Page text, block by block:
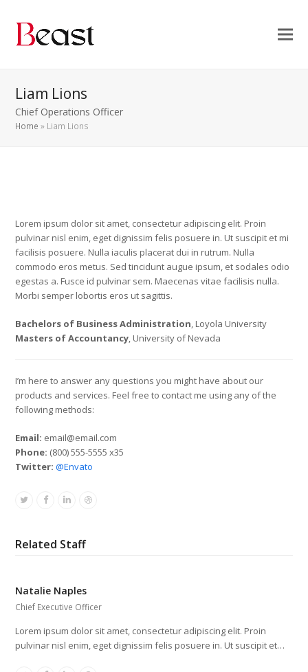
Liam Lions
Chief Operations Officer
Home » Liam Lions
Lorem ipsum dolor sit amet, consectetur adipiscing elit. Proin
pulvinar nisl enim, eget dignissim felis posuere in. Ut suscipit et mi
facilisis posuere. Nulla iaculis placerat dui in rutrum. Nulla
commodo eros metus. Sed tincidunt augue ipsum, et sodales odio
egestas a. Fusce id pulvinar sem. Maecenas vitae facilisis nulla.
Morbi semper lobortis eros ut sagittis.
Bachelors of Business Administration, Loyola University
Masters of Accountancy, University of Nevada
I’m here to answer any questions you might have about our
products and services. Feel free to contact me using any of the
following methods:
Email: email@email.com
Phone: (800) 555-5555 x35
Twitter: @Envato
TwitterFacebook
LinkedinDribbble
Related Staff
Natalie Naples
Chief Executive Officer
Lorem ipsum dolor sit amet, consectetur adipiscing elit. Proin
pulvinar nisl enim, eget dignissim felis posuere in. Ut suscipit et…